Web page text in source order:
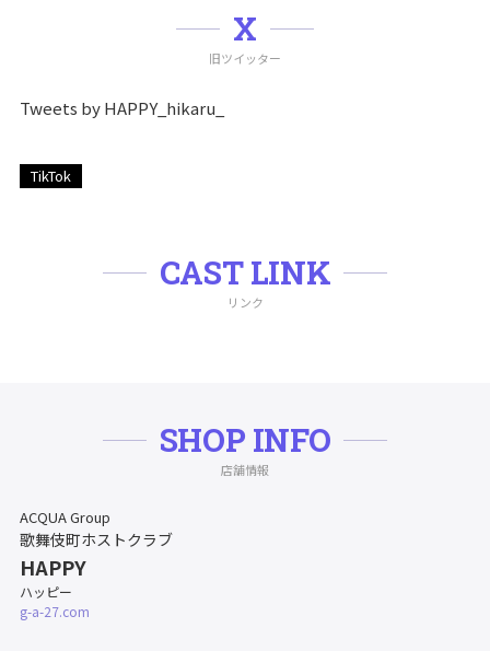
X
旧ツイッター
Tweets by HAPPY_hikaru_
TikTok
CAST LINK
リンク
SHOP INFO
店舗情報
ACQUA Group
歌舞伎町ホストクラブ
HAPPY
ハッピー
g-a-27.com